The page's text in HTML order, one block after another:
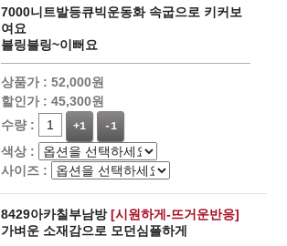
7000니트발등큐빅운동화 속굽으로 키커보
여요
블링블링~이뻐요
상품가 : 52,000원
할인가 : 45,300원
수량 :
+1 -1
색상 :
사이즈 :
8429아카칠부남방[시원하게-뜨거운반응]
가벼운 소재감으로 모던심플하게